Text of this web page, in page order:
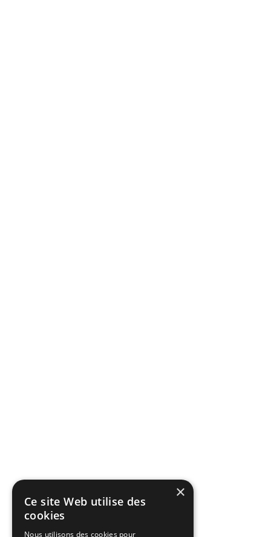
×
Ce site Web utilise des
cookies
Nous utilisons des cookies pour